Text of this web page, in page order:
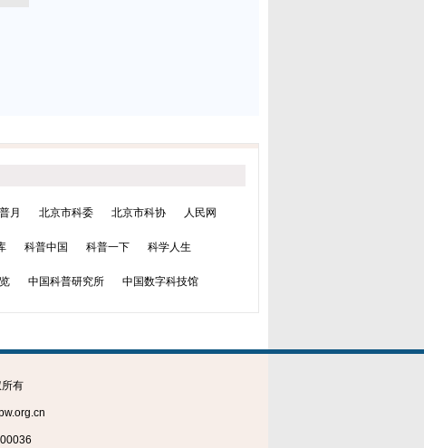
月 北京市科委 北京市科协 人民网
科普中国 科普一下 科学人生
中国科普研究所 中国数字科技馆
有